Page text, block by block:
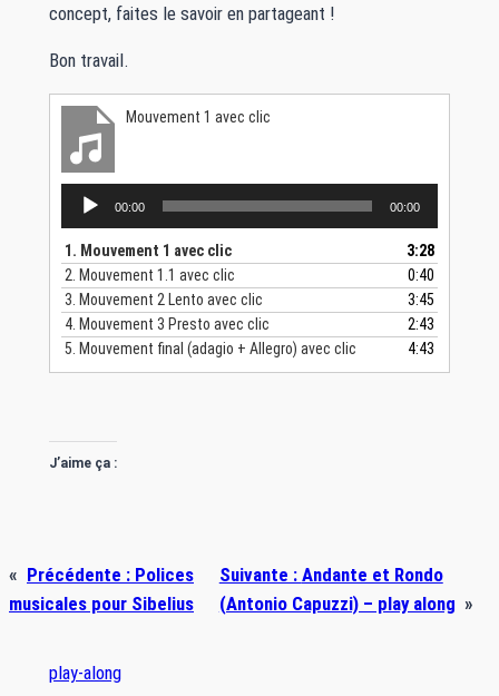
concept, faites le savoir en partageant !
Bon travail.
Mouvement 1 avec clic
Lecteur
audio
00:00 00:00
1. Mouvement 1 avec clic
3:28
2. Mouvement 1.1 avec clic
0:40
3. Mouvement 2 Lento avec clic
3:45
4. Mouvement 3 Presto avec clic
2:43
5. Mouvement final (adagio + Allegro) avec clic 4:43
J’aime ça :
« Précédente : Polices
musicales pour Sibelius
Suivante : Andante et Rondo
(Antonio Capuzzi) – play along »
play-along